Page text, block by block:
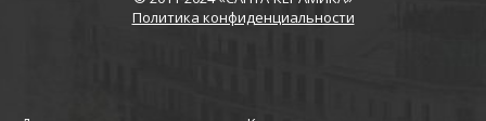
Политика конфиденциальности